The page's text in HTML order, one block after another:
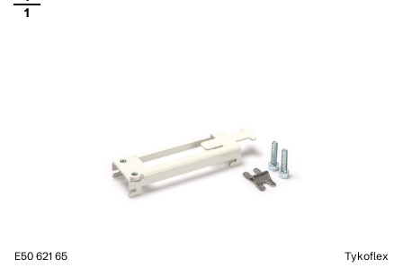
1
E50 621 65 Tykoflex